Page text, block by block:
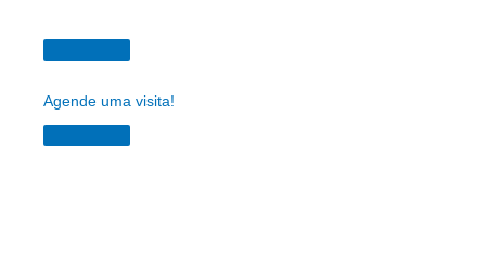
Agende uma visita!